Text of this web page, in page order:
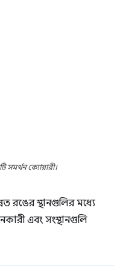
সমর্থন ক্যোয়ারী।
স্থানগুলির মধ্যে
এবং সংস্থানগুলি